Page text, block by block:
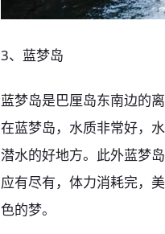
3、蓝梦岛
蓝梦岛是巴厘岛东南边的
在蓝梦岛，水质非常好，
潜水的好地方。此外蓝梦
应有尽有，体力消耗完，
色的梦。